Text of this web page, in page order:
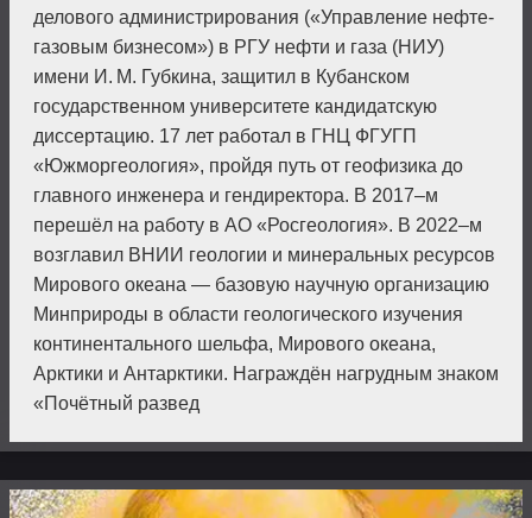
делового администрирования («Управление нефте­
газовым бизнесом») в РГУ нефти и газа (НИУ)
имени И. М. Губкина, защитил в Кубанском
государственном университете кандидатскую
диссертацию. 17 лет работал в ГНЦ ФГУГП
«Южморгеология», пройдя путь от геофизика до
главного инженера и гендиректора. В 2017–м
перешёл на работу в АО «Росгеология». В 2022–м
возглавил ВНИИ геологии и минеральных ресурсов
Мирового океана — базовую научную организацию
Минприроды в области геологического изучения
континентального шельфа, Мирового океана,
Арктики и Антарктики. Награждён нагрудным знаком
«Почётный развед